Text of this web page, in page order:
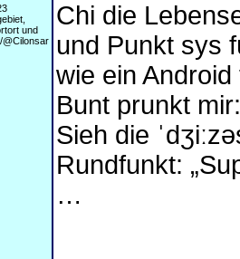
und
Chi die
und Punkt sys
wie ein Android
Bunt prunkt
Sieh die
Rundfunkt:
…